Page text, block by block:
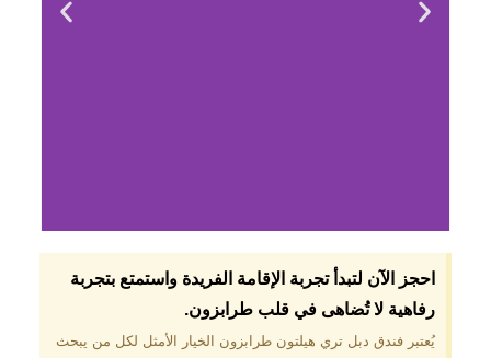
لماذا تختار فندق دبل
تري هيلتون
طرابزون؟
احجز الآن لتبدأ تجربة الإقامة الفريدة واستمتع بتجربة
رفاهية لا تُضاهى في قلب طرابزون.​
يُعتبر فندق دبل تري هيلتون طرابزون الخيار الأمثل لكل من يبحث